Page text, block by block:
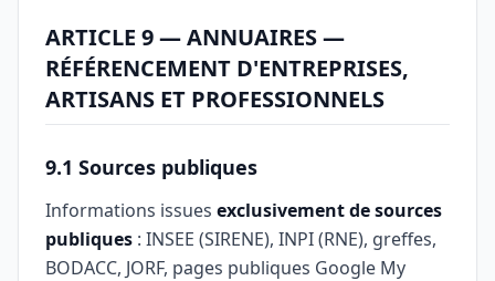
ARTICLE 9 — ANNUAIRES —
RÉFÉRENCEMENT D'ENTREPRISES,
ARTISANS ET PROFESSIONNELS
9.1 Sources publiques
Informations issues exclusivement de sources
publiques : INSEE (SIRENE), INPI (RNE), greffes,
BODACC, JORF, pages publiques Google My